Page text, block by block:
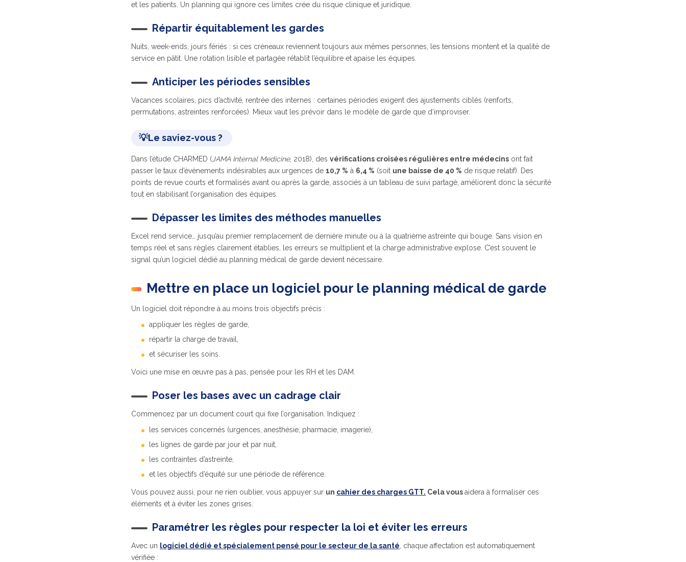
et les patients. Un planning qui ignore ces limites crée du risque clinique et juridique.
Répartir équitablement les gardes
Nuits, week-ends, jours fériés : si ces créneaux reviennent toujours aux mêmes personnes, les tensions montent et la qualité de
service en pâtit. Une rotation lisible et partagée rétablit l’équilibre et apaise les équipes.
Anticiper les périodes sensibles
Vacances scolaires, pics d’activité, rentrée des internes : certaines périodes exigent des ajustements ciblés (renforts,
permutations, astreintes renforcées). Mieux vaut les prévoir dans le modèle de garde que d’improviser.
💡Le saviez-vous ?
Dans l’étude CHARMED ( JAMA Internal Medicine, 2018), des vérifications croisées régulières entre médecins ont fait
passer le taux d’événements indésirables aux urgences de 10,7 % à 6,4 % (soit une baisse de 40 % de risque relatif). Des
points de revue courts et formalisés avant ou après la garde, associés à un tableau de suivi partagé, améliorent donc la sécurité
tout en stabilisant l’organisation des équipes.
Dépasser les limites des méthodes manuelles
Excel rend service… jusqu’au premier remplacement de dernière minute ou à la quatrième astreinte qui bouge. Sans vision en
temps réel et sans règles clairement établies, les erreurs se multiplient et la charge administrative explose. C’est souvent le
signal qu’un logiciel dédié au planning médical de garde devient nécessaire.
Mettre en place un logiciel pour le planning médical de garde
Un logiciel doit répondre à au moins trois objectifs précis :
appliquer les règles de garde,
répartir la charge de travail,
et sécuriser les soins.
Voici une mise en œuvre pas à pas, pensée pour les RH et les DAM.
Poser les bases avec un cadrage clair
Commencez par un document court qui fixe l’organisation. Indiquez :
les services concernés (urgences, anesthésie, pharmacie, imagerie),
les lignes de garde par jour et par nuit,
les contraintes d’astreinte,
et les objectifs d’équité sur une période de référence.
Vous pouvez aussi, pour ne rien oublier, vous appuyer sur un cahier des charges GTT. Cela vousaidera à formaliser ces
éléments et à éviter les zones grises.
Paramétrer les règles pour respecter la loi et éviter les erreurs
Avec un logiciel dédié et spécialement pensé pour le secteur de la santé , chaque affectation est automatiquement
vérifiée :